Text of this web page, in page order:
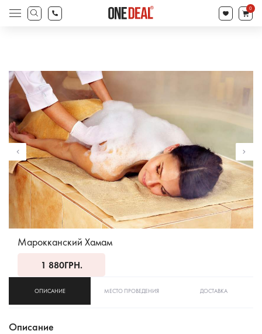
товаров
Поиск
товаров
0
Марокканский Хамам
1 880ГРН.
ОПИСАНИЕ МЕСТО ПРОВЕДЕНИЯ ДОСТАВКА
Описание